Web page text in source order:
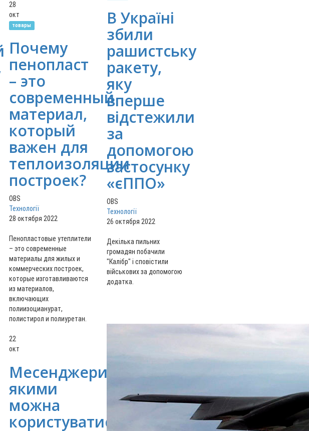
28
окт
товары
Почему
пенопласт
– это
современный
материал,
который
важен для
теплоизоляции
построек?
OBS
Технології
28 октября 2022
Пенопластовые утеплители
– это современные
материалы для жилых и
коммерческих построек,
которые изготавливаются
из материалов,
включающих
полиизоцианурат,
полистирол и полиуретан.
В Україні
збили
рашистську
ракету,
яку
вперше
відстежили
за
допомогою
застосунку
«єППО»
OBS
Технології
26 октября 2022
Декілька пильних
громадян побачили
"Калібр" і сповістили
військових за допомогою
додатка.
22
окт
Месенджери,
якими
можна
користуватися